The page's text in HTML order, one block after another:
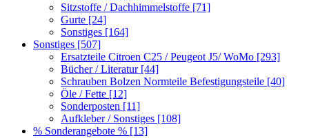
Sitzstoffe / Dachhimmelstoffe [71]
Gurte [24]
Sonstiges [164]
Sonstiges [507]
Ersatzteile Citroen C25 / Peugeot J5/ WoMo [293]
Bücher / Literatur [44]
Schrauben Bolzen Normteile Befestigungsteile [40]
Öle / Fette [12]
Sonderposten [11]
Aufkleber / Sonstiges [108]
% Sonderangebote % [13]